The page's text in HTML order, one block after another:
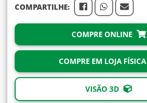
COMPARTILHE:
COMPRE ONLINE
COMPRE EM LOJA FÍSICA
VISÃO 3D